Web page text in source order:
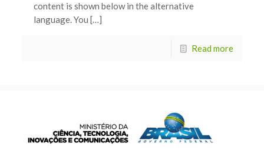
content is shown below in the alternative
language. You […]
Read more